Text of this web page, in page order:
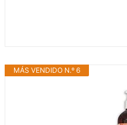
MÁS VENDIDO N.º 6